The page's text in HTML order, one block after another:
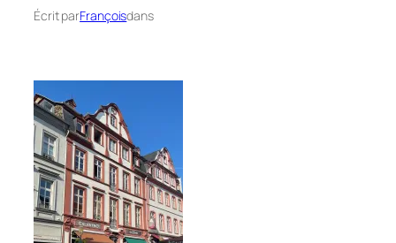
Écrit parFrançoisdans